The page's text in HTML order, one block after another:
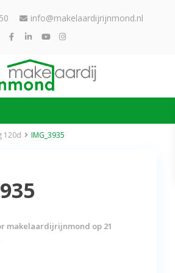
info@makelaardijrijnmond.nl
120d IMG_3935
makelaardijrijnmond op 21